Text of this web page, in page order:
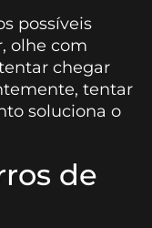
possíveis
olhe com
chegar
tentar
soluciona o
de